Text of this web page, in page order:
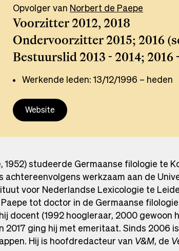
Opvolger van Norbert de Paepe
Voorzitter 2012, 2018
Ondervoorzitter 2015; 2016
Bestuurslid 2013 - 2014; 2016
Werkende leden: 13/12/1996 – heden
Website
1952) studeerde Germaanse filologie te
achtereenvolgens werkzaam aan de
voor Nederlandse Lexicologie te
tot doctor in de Germaanse
docent (1992 hoogleraar, 2000
2017 ging hij met emeritaat. Sinds 2006
Hij is hoofdredacteur van V&M, de